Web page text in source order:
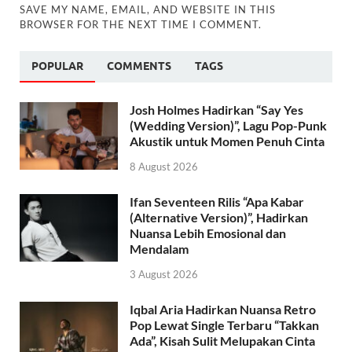
SAVE MY NAME, EMAIL, AND WEBSITE IN THIS
BROWSER FOR THE NEXT TIME I COMMENT.
POPULAR COMMENTS TAGS
Josh Holmes Hadirkan “Say Yes
(Wedding Version)”, Lagu Pop-Punk
Akustik untuk Momen Penuh Cinta
8 August 2026
Ifan Seventeen Rilis “Apa Kabar
(Alternative Version)”, Hadirkan
Nuansa Lebih Emosional dan
Mendalam
3 August 2026
Iqbal Aria Hadirkan Nuansa Retro
Pop Lewat Single Terbaru “Takkan
Ada”, Kisah Sulit Melupakan Cinta